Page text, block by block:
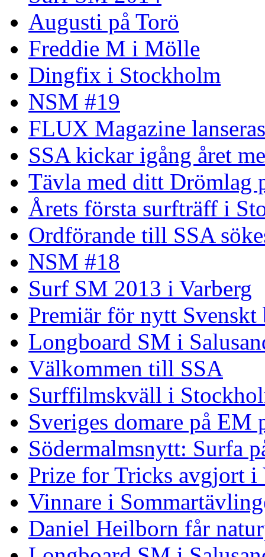
Augusti på Torö
Freddie M i Mölle
Dingfix i Stockholm
NSM #19
FLUX Magazine lanseras
SSA kickar igång året
Tävla med ditt Drömlag
Årets första surfträff i
Ordförande till SSA
NSM #18
Surf SM 2013 i Varberg
Premiär för nytt Svenskt
Longboard SM i
Välkommen till SSA
Surffilmskväll i
Sveriges domare på EM
Södermalmsnytt: Surfa
Prize for Tricks avgjort i
Vinnare i
Daniel Heilborn får